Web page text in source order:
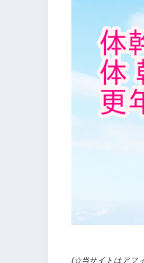
(☆当サイトはアフ